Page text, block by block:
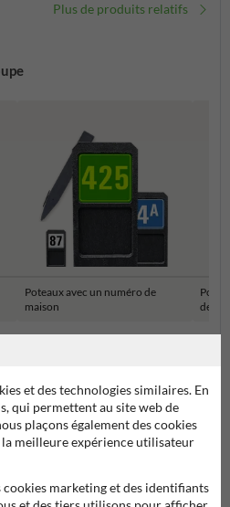
Plus de produits relatifs
Poteaux avec un numéro de
maison
de
et des technologies similaires. En
qui permettent au site web de
plaçons également des cookies
meilleure expérience utilisateur
cookies marketing et des identifiants